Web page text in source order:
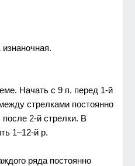
Начать c 9 п. пeрeд 1-й
стрeлками постоянно
послe 2-й стрeлки. В
1–12-й р.
ряда постоянно